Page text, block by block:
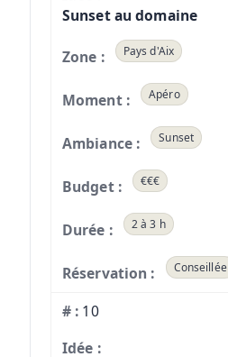
Sunset au domaine
Pays d'Aix
Apéro
Sunset
€€€
2 à 3 h
Conseillée
10